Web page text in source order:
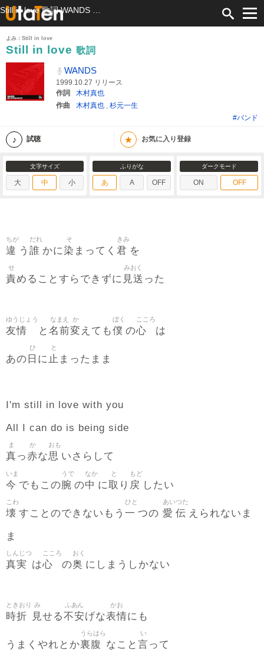
よみ：Still in love
Still in love 歌詞
WANDS
1999.10.27 リリース
作詞
木村真也
作曲
木村真也 , 杉元一生
#バンド
試聴 ★ お気に入り登録
文字サイズ
大 中 小
ふりがな
あ A OFF
ダークモード
ON OFF
違
ちが
う 誰
だれ
かに染
そ
まってく 君
きみ
を
責
せ
めることすらできずに 見送
みおく
った
友情
ゆうじょう
と 名前
なまえ
変
か
えても僕
ぼく
の心
こころ
は
あの 日
ひ
に止
と
まったまま
I'm still in love with you
All I can do is being side
真
ま
っ赤
か
な思
おも
いさらして
今
いま
でもこの腕
うで
の中
なか
に取
と
り 戻
もど
したい
壊
こわ
すことのできないもう 一
ひと
つの 愛
あい
伝
つた
えられないま
ま
真実
しんじつ
は心
こころ
の奥
おく
にしまうしかない
時折
ときおり
見
み
せる不安
ふあん
げな表情
かお
にも
うまくやれとか裏腹
うらはら
なこと 言
い
って